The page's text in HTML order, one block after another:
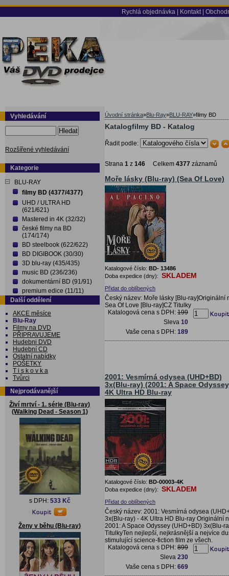
Rychlá objednávka Kontakt
Vyhledávání
Hledat
Rozšířené vyhledávání
Kategorie
BLU-RAY
filmy BD (4377/4377)
UHD / ULTRA HD
(621/621)
Mastered in 4K (32/32)
české filmy na BD
(174/174)
BD steelbook (622/622)
BD DIGIBOOK (30/30)
3D blu-ray (435/435)
music BD (236/236)
dokumentární BD (91/91)
premium edice (11/11)
Další oddělení
AKCE měsíce
Blu-Ray
Filmy na DVD
PŘIPRAVUJEME
Hudebni DVD
Hudební CD
Ostatní nabídky
POŠETKY
T i s k o v k a
Tvůrci
Nejprodávanější
Živí mrtví - 1. série (Blu-ray)
(Walking Dead - Season 1)
s DPH: 533 Kč
Ženy v běhu (Blu-ray)
Úvodní stránka»Blu-Ray»BLU-RAY»filmy BD
Katalogfilmy BD - Katalog
Řadit podle:
Strana 1 z 146 Celkem 4377 záznamů
Moře lásky (Blu-ray) (Sea Of Love)
Katalogové číslo: BD- 13486
Doba expedice (dny): SKLADEM
Přidat do oblíbených
Český název: Moře lásky [Blu-ray]Originální
Sea Of Love [Blu-ray]CZ Titulky
Katalogová cena s DPH: 199
Sleva 10
Vaše cena s DPH: 189
2001: Vesmírná odysea (UHD+BD)
3x(Blu-ray) (2001: A Space
4K Ultra HD Blu-ray
Katalogové číslo: BD-00003-4K
Doba expedice (dny): SKLADEM
Přidat do oblíbených
Český název: 2001: Vesmírná odysea
3x(Blu-ray) - 4K Ultra HD Blu-ray Originální
2001: A Space Odyssey (UHD+BD) 3x(Blu-
TitulkyTen nejlepší, nejkrásnější a nejvíce
stimulující science-fiction film ze všech.
Katalogová cena s DPH: 899
Sleva 230
Vaše cena s DPH: 669